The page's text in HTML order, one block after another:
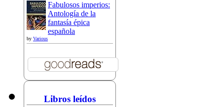
Fabulosos imperios:
Antología de la
fantasía épica
española
by Various
Libros leídos